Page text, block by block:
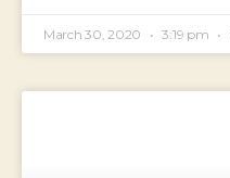
March 30, 2020 3:19 pm